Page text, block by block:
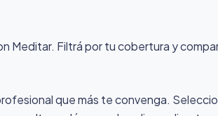
Meditar. Filtrá por tu cobertura y
que más te convenga.